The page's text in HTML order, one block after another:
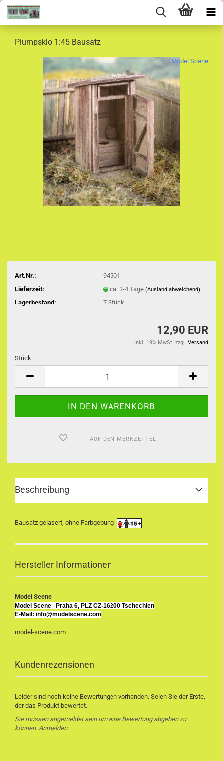
Plumpsklo 1:45 Bausatz
Model Scene
Art.Nr.:
94501
Lieferzeit:
ca. 3-4 Tage (Ausland abweichend)
Lagerbestand: 7 Stück
12,90 EUR
inkl. 19% MwSt. zzgl. Versand
Stück:
AUF DEN MERKZETTEL
Beschreibung
Bausatz gelasert, ohne Farbgebung
Hersteller Informationen
Model Scene
Model Scene
Praha 6, PLZ CZ-16200 Tschechien
E-Mail: info@modelscene.com
model-scene.com
Kundenrezensionen
Leider sind noch keine Bewertungen vorhanden. Seien Sie der Erste,
der das Produkt bewertet.
Sie müssen angemeldet sein um eine Bewertung abgeben zu
können. Anmelden